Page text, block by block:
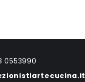
0553990